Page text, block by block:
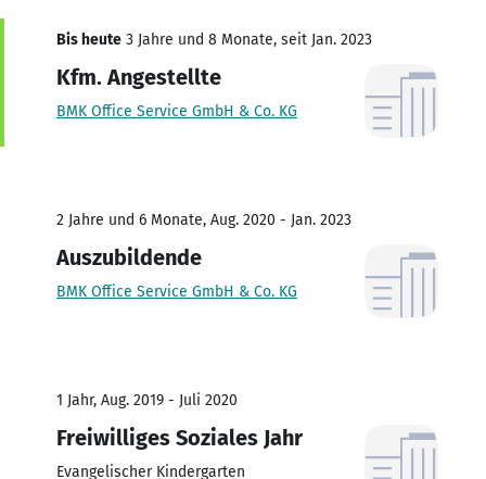
Bis heute 3 Jahre und 8 Monate, seit Jan. 2023
Kfm. Angestellte
BMK Office Service GmbH & Co. KG
2 Jahre und 6 Monate, Aug. 2020 - Jan. 2023
Auszubildende
BMK Office Service GmbH & Co. KG
1 Jahr, Aug. 2019 - Juli 2020
Freiwilliges Soziales Jahr
Evangelischer Kindergarten